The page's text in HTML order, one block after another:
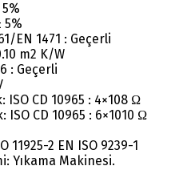
5%
EN 1471 : Geçerli
m2 K/W
: Geçerli
ISO CD 10965 : 4×108 Ω
ISO CD 10965 : 6×1010 Ω
11925-2 EN ISO 9239-1
Yıkama Makinesi.